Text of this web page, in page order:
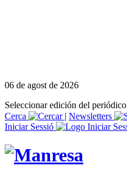
06 de agost de 2026
Seleccionar edición del periódico
Cerca
| Newsletters
Iniciar Sessió